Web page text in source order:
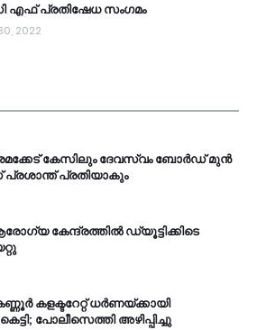
എഫ് പ്രതിഷേധ സംഗമം
2022
കേസിലും ദേവസ്വം ബോർഡ് മുൻ
പ്രതിയാകും
കേന്ദ്രത്തിൽ ഡ്യൂട്ടിക്കിടെ
കളക്ടറേറ്റ് ധര്‍ണയ്ക്കായി
പോലീസെത്തി അഴിപ്പിച്ചു